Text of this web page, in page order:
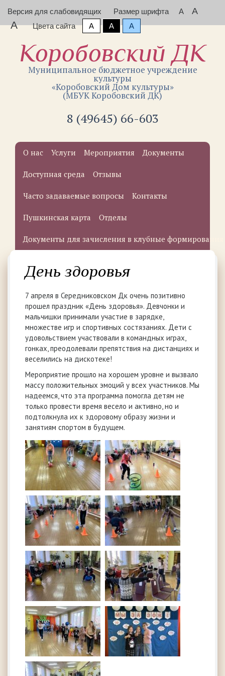
Версия для слабовидящих Размер шрифта A A
A Цвета сайта A A A
Коробовский ДК
Муниципальное бюджетное учреждение
культуры
«Коробовский Дом культуры»
(МБУК Коробовский ДК)
8 (49645) 66-603
О нас Услуги Мероприятия Документы
Доступная среда Отзывы
Часто задаваемые вопросы Контакты
Пушкинская карта Отделы
Документы для зачисления в клубные формирования
День здоровья
7 апреля в Середниковском Дк очень позитивно
прошел праздник «День здоровья». Девчонки и
мальчишки принимали участие в зарядке,
множестве игр и спортивных состязаниях. Дети с
удовольствием участвовали в командных играх,
гонках, преодолевали препятствия на дистанциях и
веселились на дискотеке!
Мероприятие прошло на хорошем уровне и вызвало
массу положительных эмоций у всех участников. Мы
надеемся, что эта программа помогла детям не
только провести время весело и активно, но и
подтолкнула их к здоровому образу жизни и
занятиям спортом в будущем.